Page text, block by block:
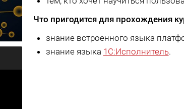
Что пригодится для прохождения
знание встроенного языка
знание языка 1С:Исполнитель.